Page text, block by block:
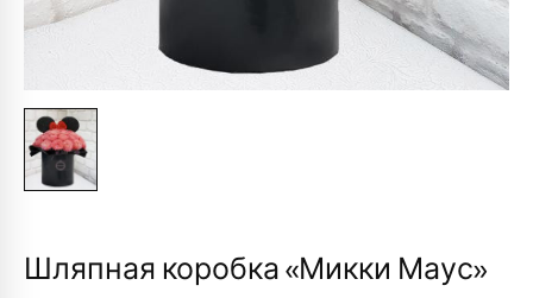
Шляпная коробка «Микки Маус»